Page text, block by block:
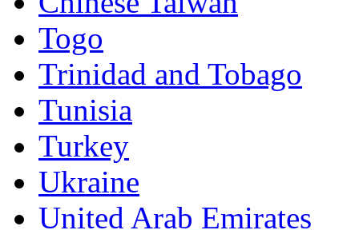
Togo
Trinidad and Tobago
Tunisia
Turkey
Ukraine
United Arab Emirates